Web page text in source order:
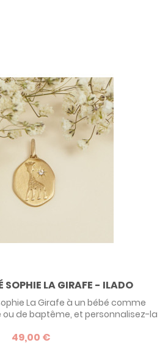
SOPHIE LA GIRAFE - ILADO
La Girafe à un bébé comme
de baptême, et personnalisez-la
de nouveau-nés, la célèbre girafe
49,00 €